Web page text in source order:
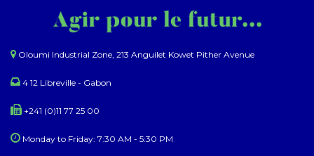
Oloumi Industrial Zone, 213 Anguilet Kowet Pither Avenue
4 12 Libreville - Gabon
+241 (0)11 77 25 00
Monday to Friday: 7:30 AM - 5:30 PM